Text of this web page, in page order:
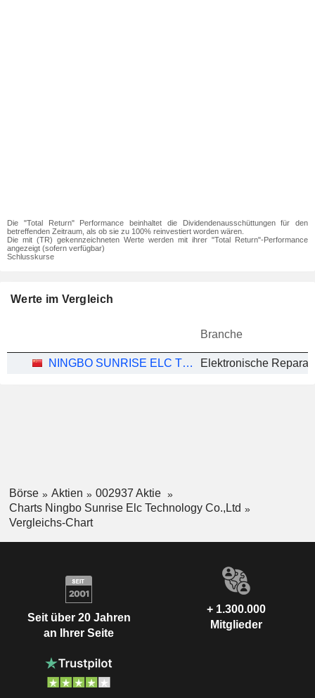
Die "Total Return" Performance beinhaltet die Dividendenausschüttungen für den
betreffenden Zeitraum, als ob sie zu 100% reinvestiert worden wären.
Die mit (TR) gekennzeichneten Werte werden mit ihrer "Total Return"-Performance
angezeigt (sofern verfügbar)
Schlusskurse
Werte im Vergleich
Branche
NINGBO SUNRISE ELC TECHNOLOGY CO.,LTD Elektronische
Börse Aktien
002937 Aktie
Charts Ningbo Sunrise Elc Technology Co.,Ltd
Vergleichs-Chart
Seit über 20 Jahren
an Ihrer Seite
+ 1.300.000
Mitglieder